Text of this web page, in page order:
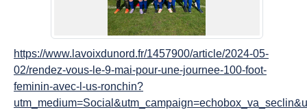
https://www.lavoixdunord.fr/1457900/article/2024-05-
02/rendez-vous-le-9-mai-pour-une-journee-100-foot-
feminin-avec-l-us-ronchin?